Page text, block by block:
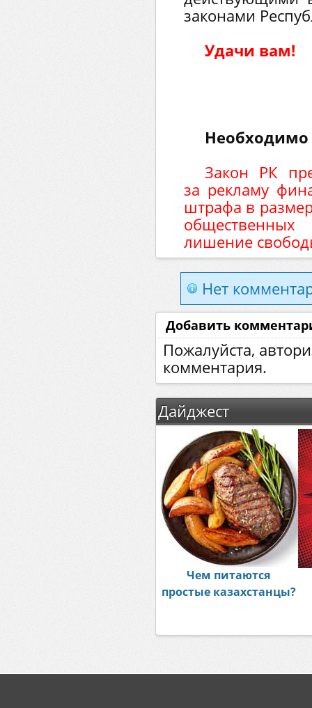
законами
Удачи вам!
Необходимо
Закон РК
за рекламу
штрафа в
лишение
Нет
Добавить
Пожалуйста,
комментария.
Дайджест
Чем питаются
простые казахстанцы?